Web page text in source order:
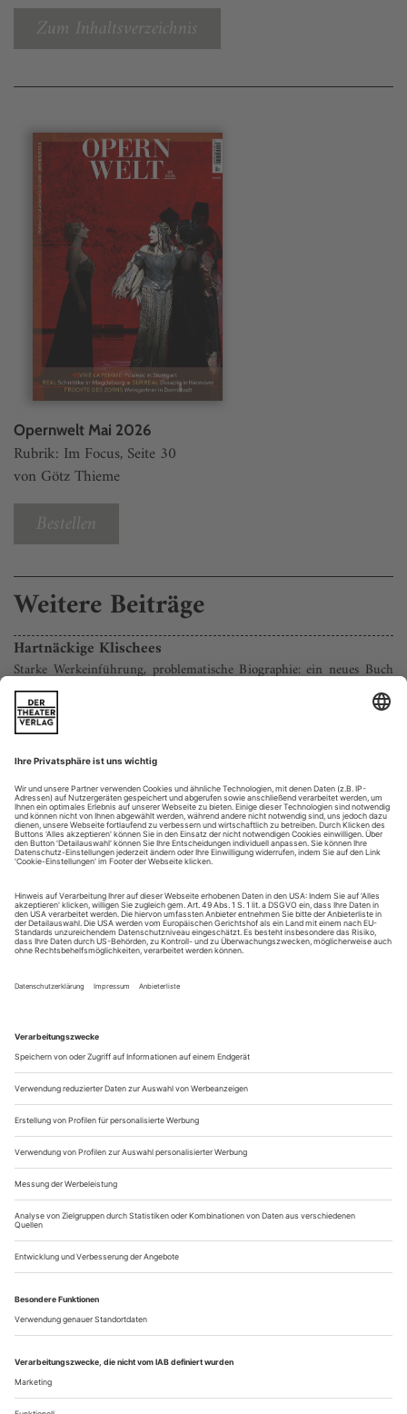
Zum Inhaltsverzeichnis
Opernwelt Mai 2026
Rubrik: Im Focus, Seite 30
von Götz Thieme
Bestellen
Weitere Beiträge
Hartnäckige Klischees
Starke Werkeinführung, problematische Biographie: ein neues Buch
über César Franck
Lauter schwierige Patienten», hieß mal eine Gesprächsreihe
im Fernsehen des SWR, in der Marcel Reich-Ranicki
gemeinsam mit Peter Voß schwer einsortierbare Autoren
behandelte. Erich Kästner gehörte dazu, Inge -borg
Bachmann, Golo Mann. Wäre es in dieser Sendereihe um
Komponisten gegangen, hätte César Franck wohl einen festen
Platz gehabt: ein Mann, der nahezu...
Ganz schön naiv
Wagner: Das Rheingold am Staatstheater Meiningen
Markus Lüpertz ist ein Bildkünstler mit unverkennbarer
Handschrift und ein Original mit tiefer Liebe zum
Moderegisseure. Freilich ist damit allein noch keine
Spitzenklasse garantiert, und auch dieses «Rheingold» lässt
mindestens hinsichtlich der Personenführung...
Das volle Sortiment
Gibt es im Musiktheater vielleicht gar kein Problem des Publikums,
sondern nur eines der Qualität? Das Theater Osnabrück zeigt ein
starkes Programm – und kann sich über mangelnden Zuspruch nicht
beschweren
Diese Reportage über einen Besuch in Osnabrück muss mit
einem flammenden Plädoyer beginnen. Dafür nämlich, dass
ein Theater unbedingt ins Zentrum einer Stadt gehört und
nirgendwohin sonst. Nicht in eine verkehrsberuhigte Zone,
die vor wie nach der Vorstellung ausgestorben ist; nicht in
einen verschlafenen Stadtteil jenseits des Zentrums oder in
einen relaxten...